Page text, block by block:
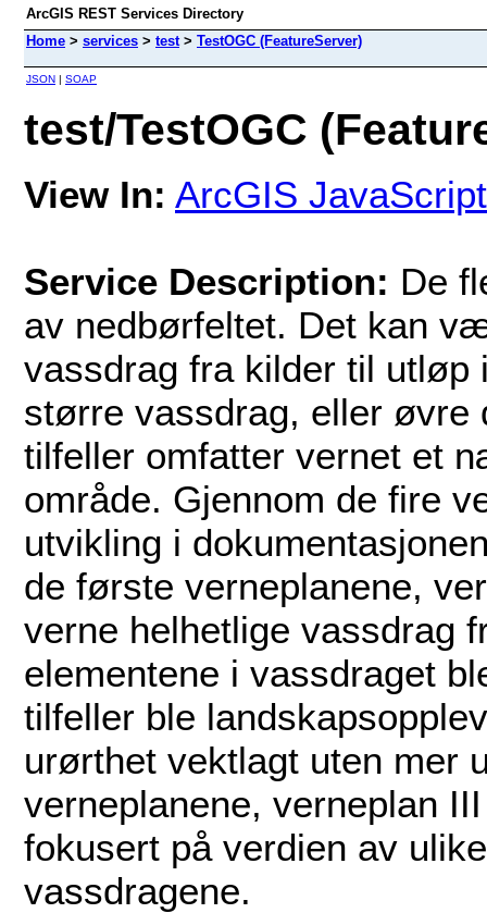
ArcGIS REST Services Directory
Home > services > test> TestOGC (FeatureServer)
JSON | SOAP
test/TestOGC
View In: ArcGIS JavaScript
Service Description: De
av nedbørfeltet. Det kan
vassdrag fra kilder til
større vassdrag, eller øvre
tilfeller omfatter vernet et
område. Gjennom de fire
utvikling i
de første verneplanene,
verne helhetlige vassdrag
elementene i vassdraget
tilfeller ble
urørthet vektlagt uten mer
verneplanene, verneplan
fokusert på verdien av
vassdragene.